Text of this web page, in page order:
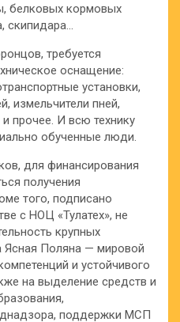
белковых кормовых
скипидара…
требуется
оснащение:
установки,
измельчители пней,
прочее. И всю технику
обученные люди.
для финансирования
получения
того, подписано
с НОЦ «Тулатех», не
крупных
Ясная Поляна — мировой
и устойчивого
на выделение средств и
поддержки МСП